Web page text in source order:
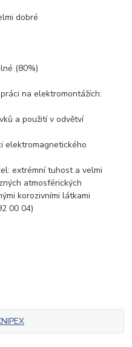
dobré
(80%)
na elektromontážích:
a použití v odvětví
elektromagnetického
extrémní tuhost a velmi
atmosférických
korozivními látkami
00 04)